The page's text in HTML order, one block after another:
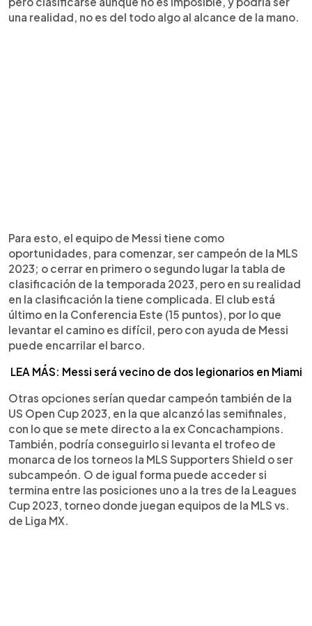
una realidad, no es del todo algo al alcance de la mano.
Para esto, el equipo de Messi tiene como
oportunidades, para comenzar, ser campeón de la MLS
2023; o cerrar en primero o segundo lugar la tabla de
clasificación de la temporada 2023, pero en su realidad
en la clasificación la tiene complicada. El club está
último en la Conferencia Este (15 puntos), por lo que
levantar el camino es difícil, pero con ayuda de Messi
puede encarrilar el barco.
LEA MÁS: Messi será vecino de dos legionarios en Miami
Otras opciones serían quedar campeón también de la
US Open Cup 2023, en la que alcanzó las semifinales,
con lo que se mete directo a la ex Concachampions.
También, podría conseguirlo si levanta el trofeo de
monarca de los torneos la MLS Supporters Shield o ser
subcampeón. O de igual forma puede acceder si
termina entre las posiciones uno a la tres de la Leagues
Cup 2023, torneo donde juegan equipos de la MLS vs.
de Liga MX.